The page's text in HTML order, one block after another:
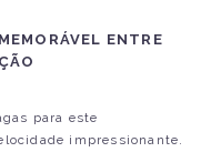
ENTRE
para este
impressionante.